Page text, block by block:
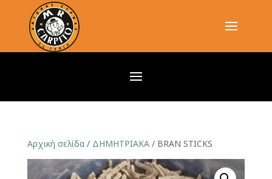
Αρχική σελίδα/ ΔΗΜΗΤΡΙΑΚΑ/ BRAN STICKS